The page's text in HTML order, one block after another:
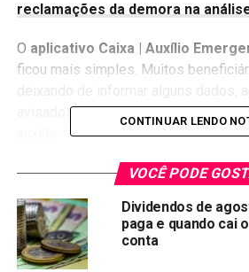
reclamações da demora na
O aplicativo Caixa | Auxílio
ficou mais simples. Muitos
avisados ao consultar o andamento
CONTINUAR LENDO
VOCÊ PODE
Dividendos de
paga e quando cai
conta